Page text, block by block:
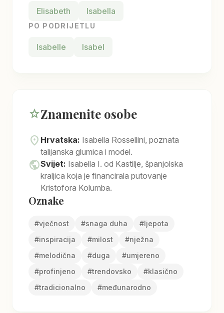
Elisabeth Isabella
PO PODRIJETLU
Isabelle Isabel
starZnamenite osobe
location_on Hrvatska: Isabella Rossellini, poznata
talijanska glumica i model.
publicSvijet: Isabella I. od Kastilje, španjolska
kraljica koja je financirala putovanje
Kristofora Kolumba.
Oznake
#vječnost #snaga duha #ljepota
#inspiracija #milost #nježna
#melodična #duga #umjereno
#profinjeno #trendovsko #klasično
#tradicionalno #međunarodno